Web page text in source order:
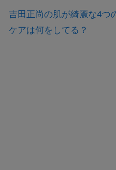
吉田正尚の肌が綺麗な4つ
ケアは何をしてる？